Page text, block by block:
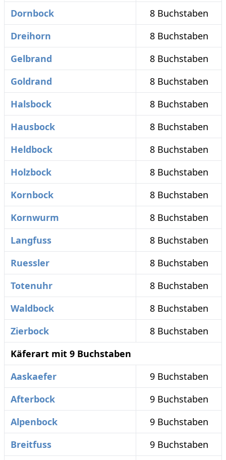
Dornbock
8 Buchstaben
Dreihorn
8 Buchstaben
Gelbrand
8 Buchstaben
Goldrand
8 Buchstaben
Halsbock
8 Buchstaben
Hausbock
8 Buchstaben
Heldbock
8 Buchstaben
Holzbock
8 Buchstaben
Kornbock
8 Buchstaben
Kornwurm
8 Buchstaben
Langfuss
8 Buchstaben
Ruessler
8 Buchstaben
Totenuhr
8 Buchstaben
Waldbock
8 Buchstaben
Zierbock
8 Buchstaben
Käferart mit 9 Buchstaben
Aaskaefer
9 Buchstaben
Afterbock
9 Buchstaben
Alpenbock
9 Buchstaben
Breitfuss
9 Buchstaben